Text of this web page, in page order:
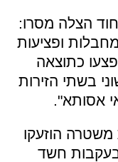
הצלה מסרו:
ופציעות
כתוצאה
בשתי הזירות
אסותא".
הוזעקו
בעקבות חשד